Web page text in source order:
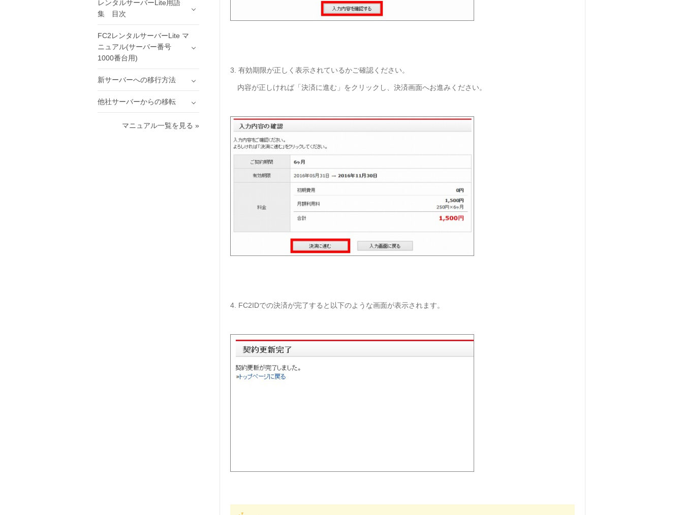
3. 有効期限が正しく表示されているかご確認ください。
内容が正しければ「決済に進む」をクリックし、決済画面へお進みください。
4. FC2IDでの決済が完了すると以下のような画面が表示されます。
レンタルサーバーLite用語
集 目次
FC2レンタルサーバーLite マ
ニュアル(サーバー番号
1000番台用)
新サーバーへの移行方法
他社サーバーからの移転
マニュアル一覧を見る »